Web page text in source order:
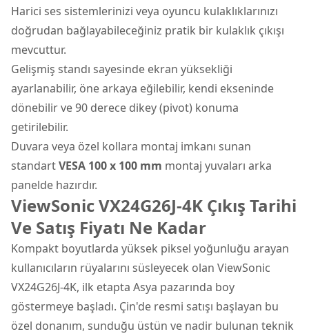
Harici ses sistemlerinizi veya oyuncu kulaklıklarınızı
doğrudan bağlayabileceğiniz pratik bir kulaklık çıkışı
mevcuttur.
Gelişmiş standı sayesinde ekran yüksekliği
ayarlanabilir, öne arkaya eğilebilir, kendi ekseninde
dönebilir ve 90 derece dikey (pivot) konuma
getirilebilir.
Duvara veya özel kollara montaj imkanı sunan
standartVESA 100 x 100 mm montaj yuvaları arka
panelde hazırdır.
ViewSonic VX24G26J-4K Çıkış Tarihi
Ve Satış Fiyatı Ne Kadar
Kompakt boyutlarda yüksek piksel yoğunluğu arayan
kullanıcıların rüyalarını süsleyecek olan ViewSonic
VX24G26J-4K, ilk etapta Asya pazarında boy
göstermeye başladı. Çin'de resmi satışı başlayan bu
özel donanım, sunduğu üstün ve nadir bulunan teknik